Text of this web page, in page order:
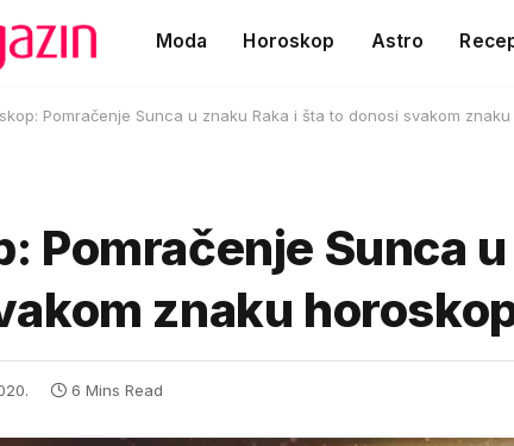
Moda Horoskop Astro
Pomračenje Sunca u znaku Raka i šta to donosi svakom
Pomračenje Sunca
znaku
6 Mins Read